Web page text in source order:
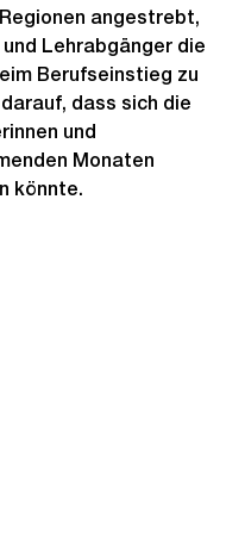
angestrebt,
Lehrabgänger die
Berufseinstieg zu
dass sich die
und
Monaten
könnte.